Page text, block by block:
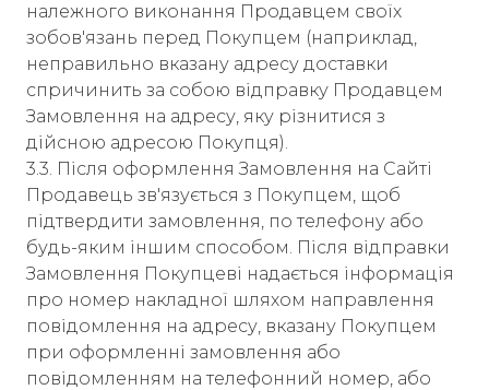
належного виконання Продавцем своїх
зобов'язань перед Покупцем (наприклад,
неправильно вказану адресу доставки
спричинить за собою відправку Продавцем
Замовлення на адресу, яку різнитися з
дійсною адресою Покупця).
3.3. Після оформлення Замовлення на Сайті
Продавець зв'язується з Покупцем, щоб
підтвердити замовлення, по телефону або
будь-яким іншим способом. Після відправки
Замовлення Покупцеві надається інформація
про номер накладної шляхом направлення
повідомлення на адресу, вказану Покупцем
при оформленні замовлення або
повідомленням на телефонний номер, або